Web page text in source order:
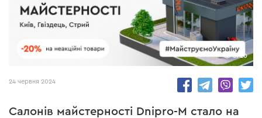
5720
24 червня 2024
Салонів майстерності Dnipro-M стало на